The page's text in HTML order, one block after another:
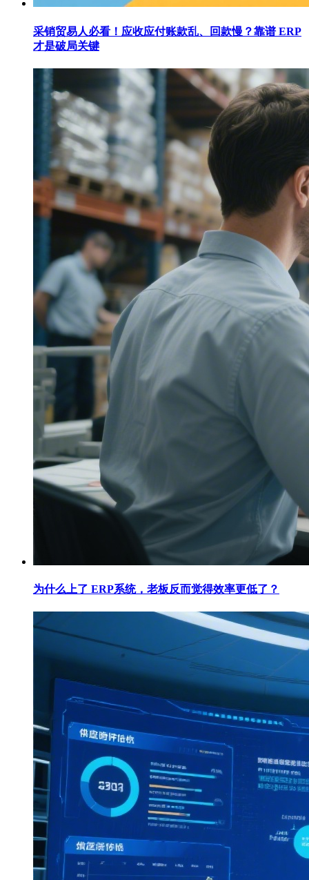
采销贸易人必看！应收应付账款乱、回款慢？靠谱 ERP
才是破局关键
为什么上了 ERP系统，老板反而觉得效率更低了？